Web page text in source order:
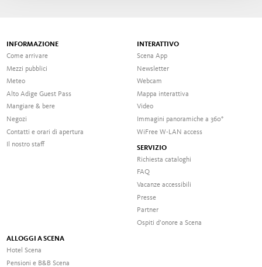
INFORMAZIONE
Come arrivare
Mezzi pubblici
Meteo
Alto Adige Guest Pass
Mangiare & bere
Negozi
Contatti e orari di apertura
Il nostro staff
INTERATTIVO
Scena App
Newsletter
Webcam
Mappa interattiva
Video
Immagini panoramiche a 360°
WiFree W-LAN access
SERVIZIO
Richiesta cataloghi
FAQ
Vacanze accessibili
Presse
Partner
Ospiti d’onore a Scena
ALLOGGI A SCENA
Hotel Scena
Pensioni e B&B Scena